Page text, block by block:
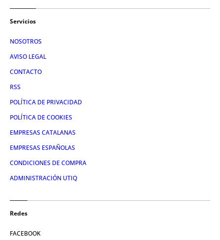
Servicios
NOSOTROS
AVISO LEGAL
CONTACTO
RSS
POLÍTICA DE PRIVACIDAD
POLÍTICA DE COOKIES
EMPRESAS CATALANAS
EMPRESAS ESPAÑOLAS
CONDICIONES DE COMPRA
ADMINISTRACIÓN UTIQ
Redes
FACEBOOK